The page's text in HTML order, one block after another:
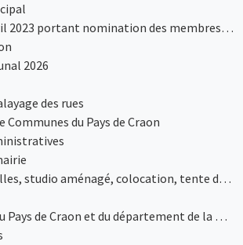
Arrêté du 11 avril 2023 portant nomination des membres de la commission de contrôle chargée de la régularité des listes électorales de la commune de Congrier
2026
des rues
Communes du Pays de Craon
Location des salles, studio aménagé, colocation, tente de réception et petit matériel
Permanences du Pays de Craon et du département de la Mayenne